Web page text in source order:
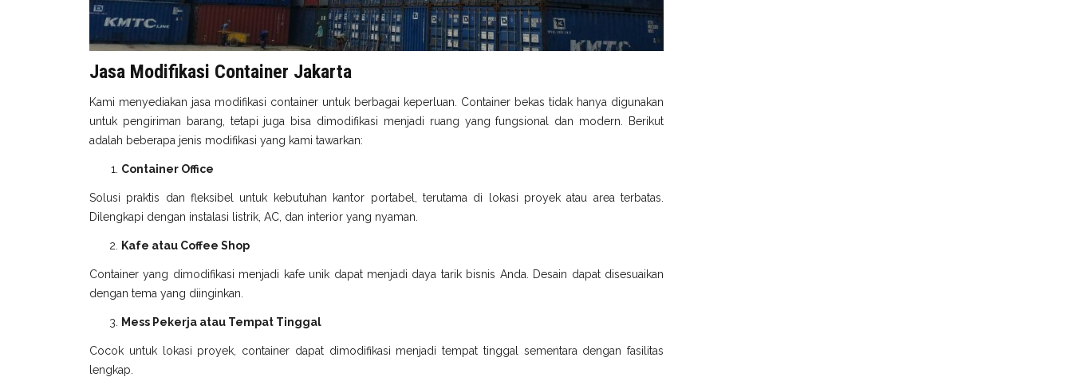
Jasa Modifikasi Container Jakarta
Kami menyediakan jasa modifikasi container untuk berbagai keperluan. Container bekas tidak hanya digunakan
untuk pengiriman barang, tetapi juga bisa dimodifikasi menjadi ruang yang fungsional dan modern. Berikut
adalah beberapa jenis modifikasi yang kami tawarkan:
Container Office
Solusi praktis dan fleksibel untuk kebutuhan kantor portabel, terutama di lokasi proyek atau area terbatas.
Dilengkapi dengan instalasi listrik, AC, dan interior yang nyaman.
Kafe atau Coffee Shop
Container yang dimodifikasi menjadi kafe unik dapat menjadi daya tarik bisnis Anda. Desain dapat disesuaikan
dengan tema yang diinginkan.
Mess Pekerja atau Tempat Tinggal
Cocok untuk lokasi proyek, container dapat dimodifikasi menjadi tempat tinggal sementara dengan fasilitas
lengkap.